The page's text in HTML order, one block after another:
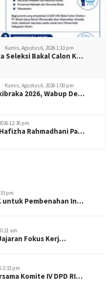
Kamis, Agustus 6, 2026 1:10 pm
Seleksi Bakal Calon K…
Kamis, Agustus 6, 2026 1:00 pm
2026, Wabup De…
12:36 pm
Rahmadhani Pa…
pm
untuk Pembenahan In…
am
Fokus Kerj…
2:32 pm
Komite IV DPD RI…